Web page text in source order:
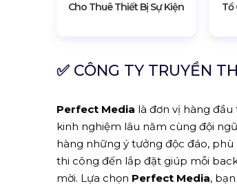
Cho Thuê Thiết Bị Sự Kiện Tổ
✅ CÔNG TY TRUYỀN
Perfect Media là đơn vị hàng
kinh nghiệm lâu năm cùng đội
hàng những ý tưởng độc đáo,
thi công đến lắp đặt giúp mỗi
mời. Lựa chọn Perfect Media,